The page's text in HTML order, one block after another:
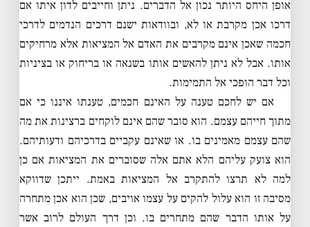
אופן היחס היותר נכון אל הדברים. ניתן וחייבים לדון איתו אם
דרכו אכן מקרבת או לא, ובוודאות ישנם דרכים הנדמים לדרכי
חכמה שאכן אינם מקרבים את האדם אל המציאות אלא מרחיקים
אותו. אבל לא ניתן להאשים אותו בשנאה או בריחוק או בציניות
וכל דבר הופכי אל התמימות.
אם יש לחכם טענה על האינם חכמים, טענתו איננו כי אם
מתוך חייהם עצמם. הוא סובר שהם אינם לוקחים ברצינות את מה
שהם עצמם מאמינים בו. או שאינם עקביים בדרכיהם ודעותיהם.
הוא צועק עליהם הלא אתם אלה שסוברים את המציאות אם כן
למה לא תרצו להתקרב אל המציאות באמת. ייתכן שדווקא
מסיבה זו הוא עלול להקים על עצמו אויבים, שכן הוא אכן מתחרה
על אותו הדבר שהם מתחרים בו. וכן דרך העולם לרוב אשר